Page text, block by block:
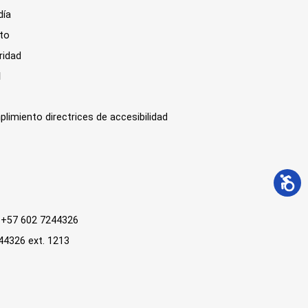
directrices de accesibilidad
602 7244326
ext. 1213